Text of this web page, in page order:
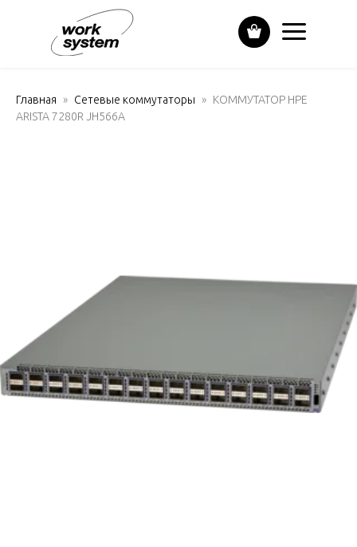
Главная Сетевые коммутаторы
КОММУТАТОР HPE
ARISTA 7280R JH566A